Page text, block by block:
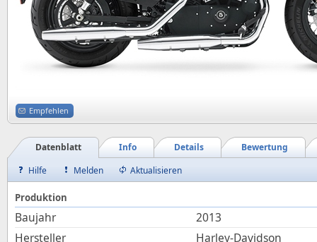
Empfehlen
Bewertung
Details
Info
Datenblatt
Hilfe
Melden Aktualisieren
Produktion
Baujahr
2013
Hersteller
Harley-Davidson